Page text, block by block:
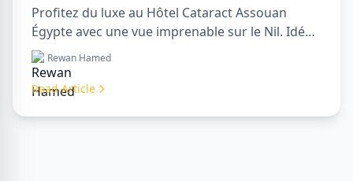
Profitez du luxe au Hôtel Cataract Assouan
Égypte avec une vue imprenable sur le Nil. Idéal
pour organiser un sharm to luxor day trip,
réserver via un luxor travel agency ou engager
un luxor tour guide. Confort, culture et aventure
Rewan Hamed
Read Article